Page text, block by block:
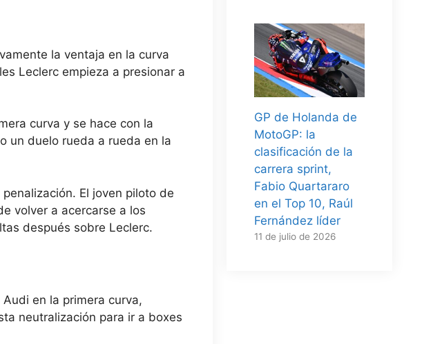
la ventaja en la curva
Leclerc empieza a presionar a
curva y se hace con la
un duelo rueda a rueda en la
El joven piloto de
volver a acercarse a los
después sobre Leclerc.
en la primera curva,
neutralización para ir a boxes
GP de Holanda de
MotoGP: la
clasificación de la
carrera sprint,
Fabio Quartararo
en el Top 10, Raúl
Fernández líder
11 de julio de 2026